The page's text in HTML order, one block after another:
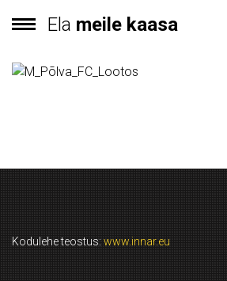
Ela meile kaasa
Kodulehe teostus: www.innar.eu